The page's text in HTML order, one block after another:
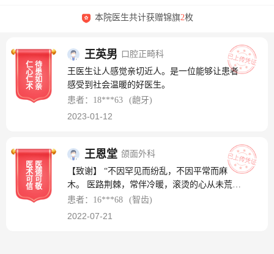
本院医生共计获赠锦旗2枚
仁
心
仁
术
待
患
如
亲
王英男
口腔正畸科
王医生让人感觉亲切近人。是一位能够让患者
感受到社会温暖的好医生。
患者：18***63
(龅牙)
2023-01-12
医
术
可
信
医
德
可
敬
王恩堂 颌面外科
【致谢】 “不因罕见而纷乱，不因平常而麻
木。 医路荆棘，常伴冷暖，滚烫的心从未荒
芜”
患者：16***68 (智齿)
2022-07-21